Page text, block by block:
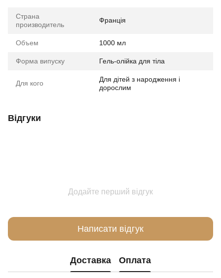
Страна
производитель
Франція
Объем 1000 мл
Форма випуску Гель-олійка для тіла
Для кого
Для дітей з народження і
дорослим
Відгуки
Додайте перший відгук
Написати відгук
Доставка Оплата